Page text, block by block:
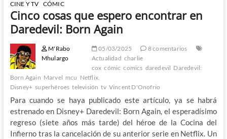
CINE Y TV CÓMIC
Cinco cosas que espero encontrar en
Daredevil: Born Again
M'Rabo
Mhulargo
05/03/2025
8 comentarios
Actualidad charlie
cox cómic comics daredevil Daredevil:
Born Again Marvel mcu Netflix.
Disney+ superhéroes televisión tv Vincent D'Onofrio
Para cuando se haya publicado este artículo, ya se habrá
estrenado en Disney+ Daredevil: Born Again, el esperadísimo
regreso (siete años más tarde) del héroe de la Cocina del
Infierno tras la cancelación de su anterior serie en Netflix. Un